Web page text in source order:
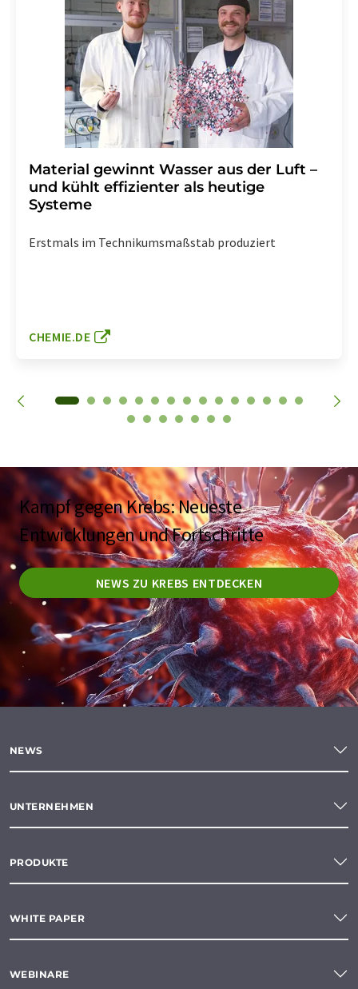
Material gewinnt Wasser aus der Luft –
und kühlt effizienter als heutige
Systeme
Erstmals im Technikumsmaßstab produziert
CHEMIE.DE
Kampf gegen Krebs: Neueste
Entwicklungen und Fortschritte
NEWS ZU KREBS ENTDECKEN
NEWS
UNTERNEHMEN
PRODUKTE
WHITE PAPER
WEBINARE